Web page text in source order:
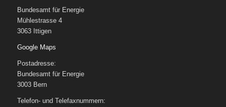
Bundesamt für Energie
Mühlestrasse 4
3063 Ittigen
Google Maps
Postadresse:
Bundesamt für Energie
3003 Bern
Telefon- und Telefaxnummern: